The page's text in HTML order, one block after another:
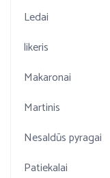
Ledai
likeris
Makaronai
Martinis
Nesaldūs pyragai
Patiekalai